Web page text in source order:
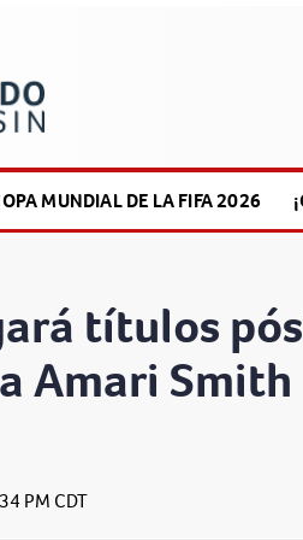
MUNDIAL DE LA FIFA 2026
títulos
Amari Smith
PM CDT